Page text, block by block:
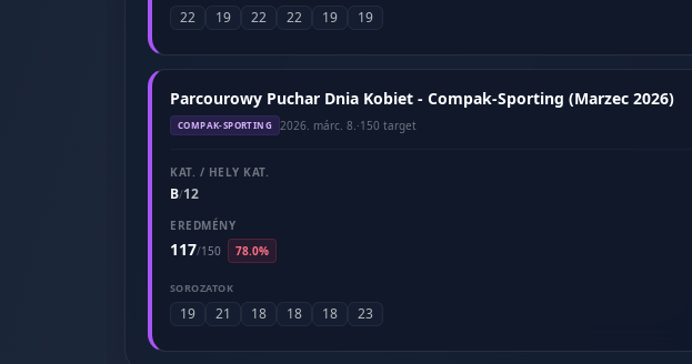
22 19 22 22 19 19
Parcourowy Puchar Dnia Kobiet - Compak-Sporting (Marzec 2026)
COMPAK-SPORTING 2026. márc. 8. ·150 target
KAT. / HELY KAT.
B/12
EREDMÉNY
117/150 78.0%
SOROZATOK
19 21 18 18 18 23